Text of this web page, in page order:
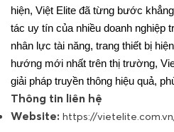
hiện, Việt Elite đã từng bước
tác uy tín của nhiều doanh nghiệp
nhân lực tài năng, trang thiết bị
hướng mới nhất trên thị trường,
giải pháp truyền thông hiệu quả,
Thông tin liên hệ
Website: https://